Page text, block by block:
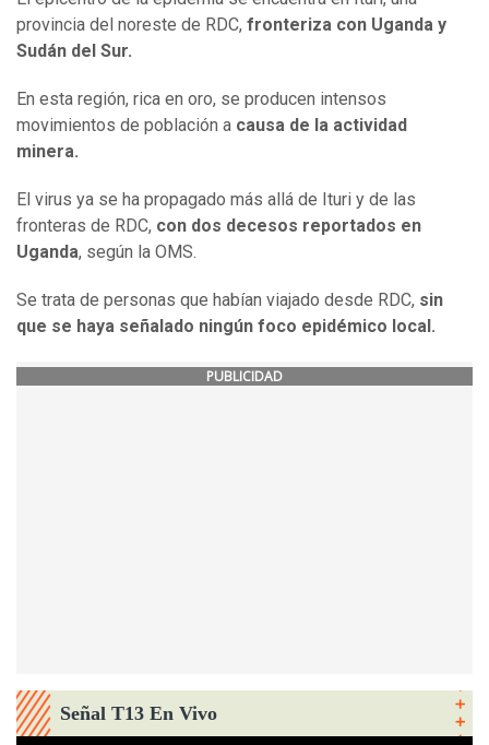
provincia del noreste de RDC, fronteriza con Uganda y
Sudán del Sur.
En esta región, rica en oro, se producen intensos
movimientos de población a causa de la actividad
minera.
El virus ya se ha propagado más allá de Ituri y de las
fronteras de RDC, con dos decesos reportados en
Uganda, según la OMS.
Se trata de personas que habían viajado desde RDC, sin
que se haya señalado ningún foco epidémico local.
PUBLICIDAD
Señal T13 En Vivo